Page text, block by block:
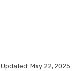
Updated: May 22, 2025